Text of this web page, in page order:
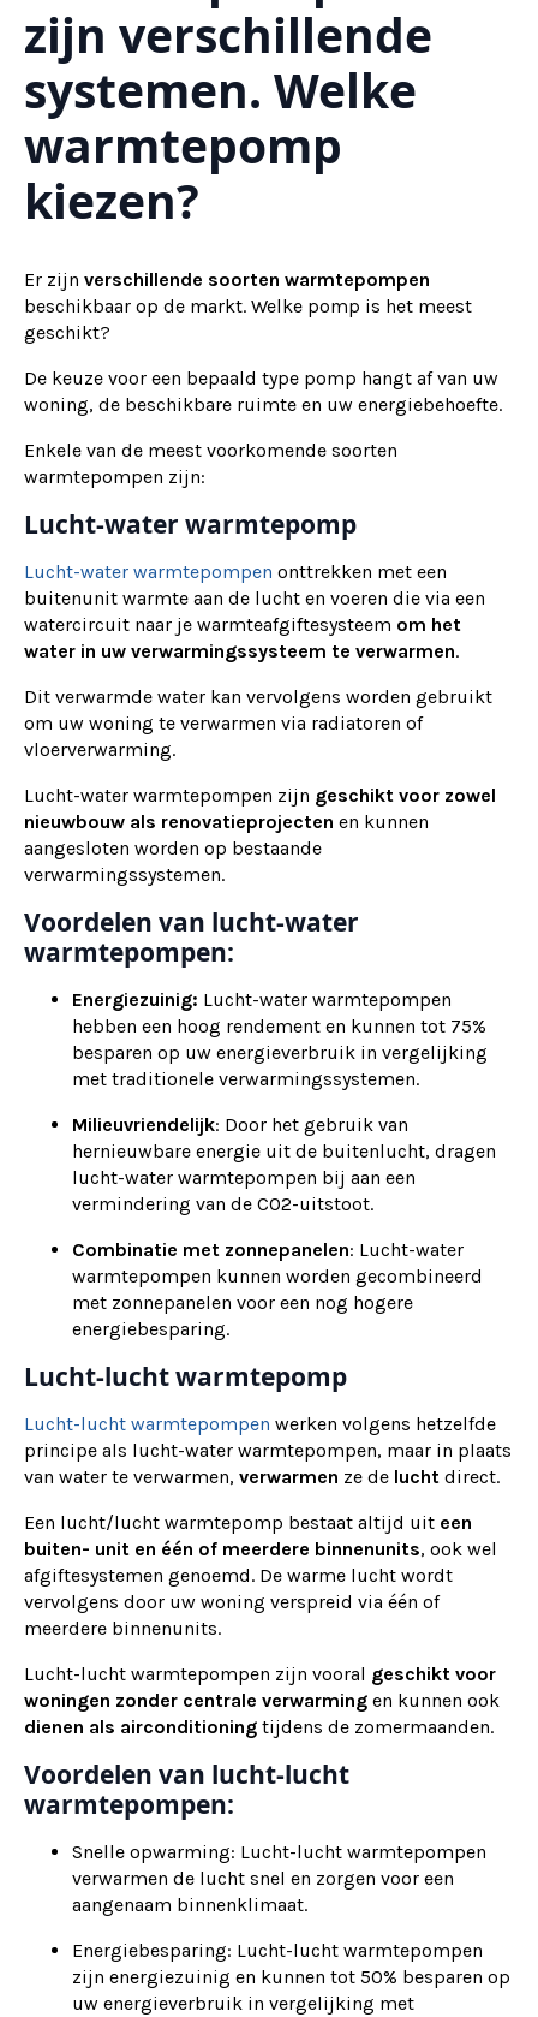
zijn verschillende
systemen. Welke
warmtepomp
kiezen?
Er zijn verschillende soorten warmtepompen
beschikbaar op de markt. Welke pomp is het meest
geschikt?
De keuze voor een bepaald type pomp hangt af van uw
woning, de beschikbare ruimte en uw energiebehoefte.
Enkele van de meest voorkomende soorten
warmtepompen zijn:
Lucht-water warmtepomp
Lucht-water warmtepompen onttrekken met een
buitenunit warmte aan de lucht en voeren die via een
watercircuit naar je warmteafgiftesysteem om het
water in uw verwarmingssysteem te verwarmen.
Dit verwarmde water kan vervolgens worden gebruikt
om uw woning te verwarmen via radiatoren of
vloerverwarming.
Lucht-water warmtepompen zijn geschikt voor zowel
nieuwbouw als renovatieprojecten en kunnen
aangesloten worden op bestaande
verwarmingssystemen.
Voordelen van lucht-water
warmtepompen:
Energiezuinig: Lucht-water warmtepompen
hebben een hoog rendement en kunnen tot 75%
besparen op uw energieverbruik in vergelijking
met traditionele verwarmingssystemen.
Milieuvriendelijk: Door het gebruik van
hernieuwbare energie uit de buitenlucht, dragen
lucht-water warmtepompen bij aan een
vermindering van de CO2-uitstoot.
Combinatie met zonnepanelen: Lucht-water
warmtepompen kunnen worden gecombineerd
met zonnepanelen voor een nog hogere
energiebesparing.
Lucht-lucht warmtepomp
Lucht-lucht warmtepompen werken volgens hetzelfde
principe als lucht-water warmtepompen, maar in plaats
van water te verwarmen, verwarmen ze de lucht direct.
Een lucht/lucht warmtepomp bestaat altijd uit een
buiten- unit en één of meerdere binnenunits, ook wel
afgiftesystemen genoemd. De warme lucht wordt
vervolgens door uw woning verspreid via één of
meerdere binnenunits.
Lucht-lucht warmtepompen zijn vooral geschikt voor
woningen zonder centrale verwarming en kunnen ook
dienen als airconditioning tijdens de zomermaanden.
Voordelen van lucht-lucht
warmtepompen:
Snelle opwarming: Lucht-lucht warmtepompen
verwarmen de lucht snel en zorgen voor een
aangenaam binnenklimaat.
Energiebesparing: Lucht-lucht warmtepompen
zijn energiezuinig en kunnen tot 50% besparen op
uw energieverbruik in vergelijking met